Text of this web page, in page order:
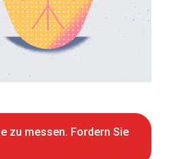
zu messen. Fordern Sie